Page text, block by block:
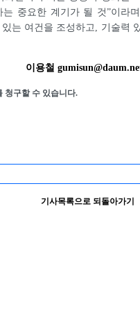
중요한 계기가 될 것”이라
는 여건을 조성하고, 기술력
이용철
청구할 수 있습니다.
기사목록으로 되돌아가기